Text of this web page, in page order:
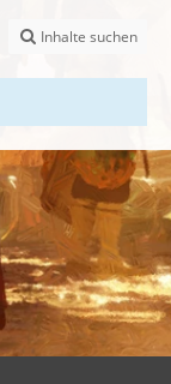
Inhalte suchen